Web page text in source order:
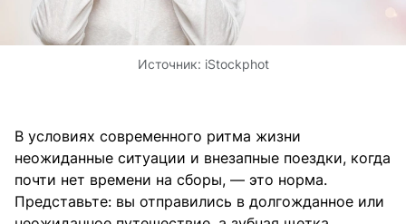
Источник: iStockphot
В условиях современного ритма жизни
неожиданные ситуации и внезапные поездки, когда
почти нет времени на сборы, — это норма.
Представьте: вы отправились в долгожданное или